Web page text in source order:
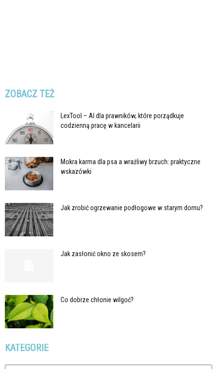
ZOBACZ TEŻ
LexTool – AI dla prawników, które porządkuje
codzienną pracę w kancelarii
Mokra karma dla psa a wrażliwy brzuch: praktyczne
wskazówki
Jak zrobić ogrzewanie podłogowe w starym domu?
Jak zasłonić okno ze skosem?
Co dobrze chłonie wilgoć?
KATEGORIE
Kategorie